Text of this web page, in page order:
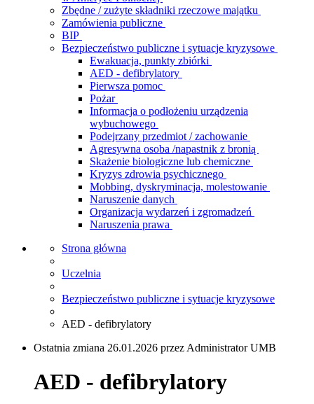
Zbędne / zużyte składniki rzeczowe majątku
Zamówienia publiczne
BIP
Bezpieczeństwo publiczne i sytuacje kryzysowe
Ewakuacja, punkty zbiórki
AED - defibrylatory
Pierwsza pomoc
Pożar
Informacja o podłożeniu urządzenia
wybuchowego
Podejrzany przedmiot / zachowanie
Agresywna osoba /napastnik z bronią
Skażenie biologiczne lub chemiczne
Kryzys zdrowia psychicznego
Mobbing, dyskryminacja, molestowanie
Naruszenie danych
Organizacja wydarzeń i zgromadzeń
Naruszenia prawa
Strona główna
Uczelnia
Bezpieczeństwo publiczne i sytuacje kryzysowe
AED - defibrylatory
Ostatnia zmiana 26.01.2026 przez Administrator UMB
AED - defibrylatory